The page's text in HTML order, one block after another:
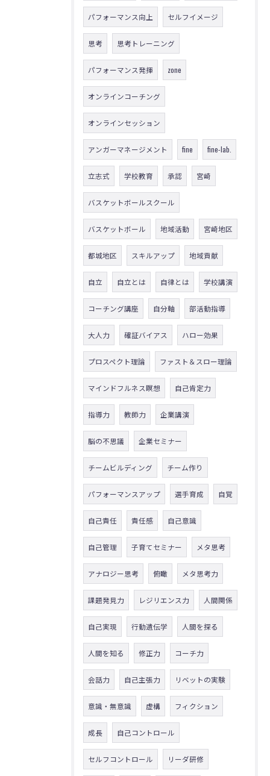
パフォーマンス向上 セルフイメージ
思考 思考トレーニング
パフォーマンス発揮 zone
オンラインコーチング
オンラインセッション
アンガーマネージメント fine fine-lab.
立志式 学校教育 承認 宮崎
バスケットボールスクール
バスケットボール 地域活動 宮崎地区
都城地区 スキルアップ 地域貢献
自立 自立とは 自律とは 学校講演
コーチング講座 自分軸 部活動指導
大人力 確証バイアス ハロー効果
プロスペクト理論 ファスト＆スロー理論
マインドフルネス瞑想 自己肯定力
指導力 教師力 企業講演
脳の不思議 企業セミナー
チームビルディング チーム作り
パフォーマンスアップ 選手育成 自覚
自己責任 責任感 自己意識
自己管理 子育てセミナー メタ思考
アナロジー思考 俯瞰 メタ思考力
課題発見力 レジリエンス力 人間関係
自己実現 行動遺伝学 人間を探る
人間を知る 修正力 コーチ力
会話力 自己主張力 リベットの実験
意識・無意識 虚構 フィクション
成長 自己コントロール
セルフコントロール リーダ研修